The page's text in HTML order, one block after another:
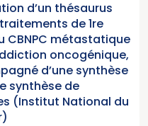
d’un thésaurus
de 1re
CBNPC métastatique
oncogénique,
d’une synthèse
synthèse de
(Institut National du